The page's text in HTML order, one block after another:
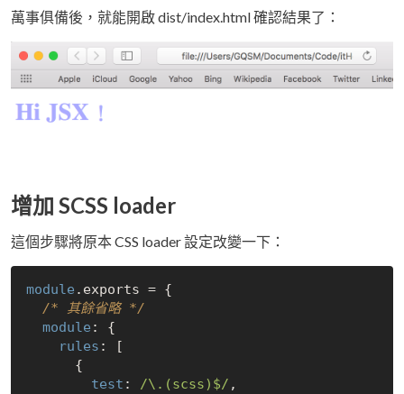
萬事俱備後，就能開啟 dist/index.html 確認結果了：
增加 SCSS loader
這個步驟將原本 CSS loader 設定改變一下：
module .exports = {
/* 其餘省略 */
module : {
rules : [
test : /\.(scss)$/ ,